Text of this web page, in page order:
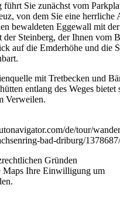
führt Sie zunächst vom
von dem Sie eine herrliche
bewaldeten Eggewall mit
der Steinberg, der Ihnen vom
auf die Emderhöhe und die
mit Tretbecken und
entlang des Weges bietet
Verweilen.
de/tour/
bad-driburg/
Gründen
Maps Ihre Einwilligung um